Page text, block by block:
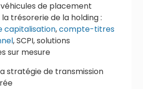
de placement
trésorerie de la holding :
capitalisation,compte-titres
, SCPI, solutions
sur mesure
stratégie de transmission